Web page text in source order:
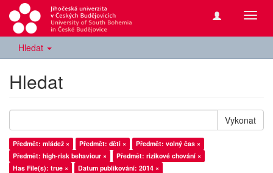
Hledat
Hledat
Vykonat
Předmět: mládež × Předmět: děti ×
Předmět: volný čas ×
Předmět: high-risk behaviour ×
Předmět: rizikové chování ×
Has File(s): true ×
Datum publikování: 2014 ×